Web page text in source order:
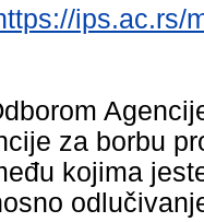
ips.ac.rs/
za borbu
kojima